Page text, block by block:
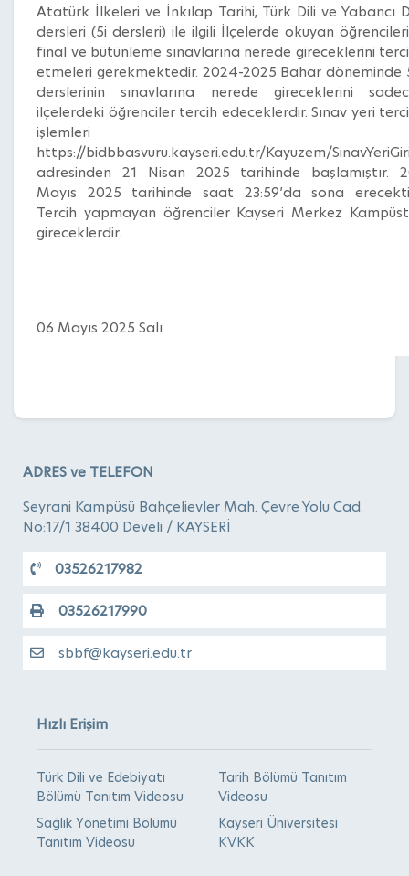
Atatürk İlkeleri ve İnkılap Tarihi, Türk Dili ve Yabancı
dersleri (5i dersleri) ile ilgili İlçelerde okuyan
final ve bütünleme sınavlarına nerede gireceklerini
etmeleri gerekmektedir. 2024-2025 Bahar döneminde
derslerinin sınavlarına nerede gireceklerini
ilçelerdeki öğrenciler tercih edeceklerdir. Sınav yeri
işlemleri
https://bidbbasvuru.kayseri.edu.tr/Kayuzem/
adresinden 21 Nisan 2025 tarihinde başlamıştır.
Mayıs 2025 tarihinde saat 23:59’da sona
Tercih yapmayan öğrenciler Kayseri Merkez
gireceklerdir.
06 Mayıs 2025 Salı
ADRES ve TELEFON
Seyrani Kampüsü Bahçelievler Mah. Çevre Yolu Cad.
No:17/1 38400 Develi / KAYSERİ
03526217982
03526217990
sbbf@kayseri.edu.tr
Hızlı Erişim
Türk Dili ve Edebiyatı
Bölümü Tanıtım Videosu
Tarih Bölümü Tanıtım
Videosu
Sağlık Yönetimi Bölümü
Tanıtım Videosu
Kayseri Üniversitesi
KVKK